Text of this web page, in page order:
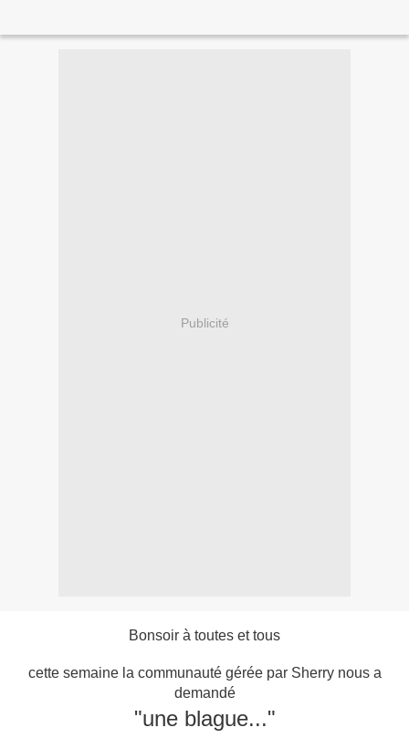
Publicité
Bonsoir à toutes et tous
cette semaine la communauté gérée par Sherry nous a
demandé
"une blague..."